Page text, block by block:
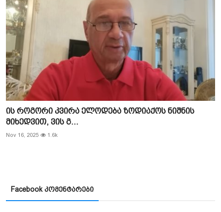
ის როგორი კვირა ელოდება ზოდიაქოს ნიშნის
მიხედვით, ვის გ...
Nov 16, 2025 1.6k
Facebook კომენტარები